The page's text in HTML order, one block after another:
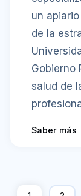
un
de la
Gobierno
salud de
Saber más